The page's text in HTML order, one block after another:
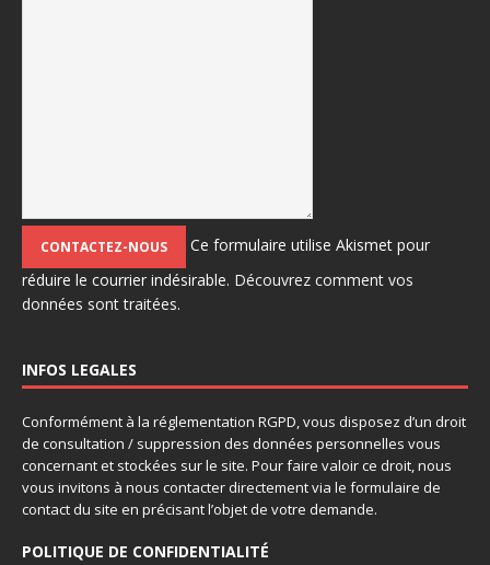
Ce formulaire utilise Akismet pour
réduire le courrier indésirable. Découvrez comment vos
données sont traitées.
INFOS LEGALES
Conformément à la réglementation RGPD, vous disposez d’un droit
de consultation / suppression des données personnelles vous
concernant et stockées sur le site. Pour faire valoir ce droit, nous
vous invitons à nous contacter directement via le formulaire de
contact du site en précisant l’objet de votre demande.
POLITIQUE DE CONFIDENTIALITÉ